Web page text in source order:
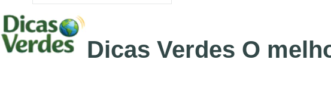
Dicas Verdes O